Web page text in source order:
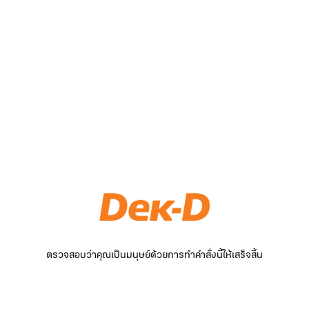
ตรวจสอบว่าคุณเป็นมนุษย์ด้วยการทำคำสั่งนี้ให้เสร็จสิ้น